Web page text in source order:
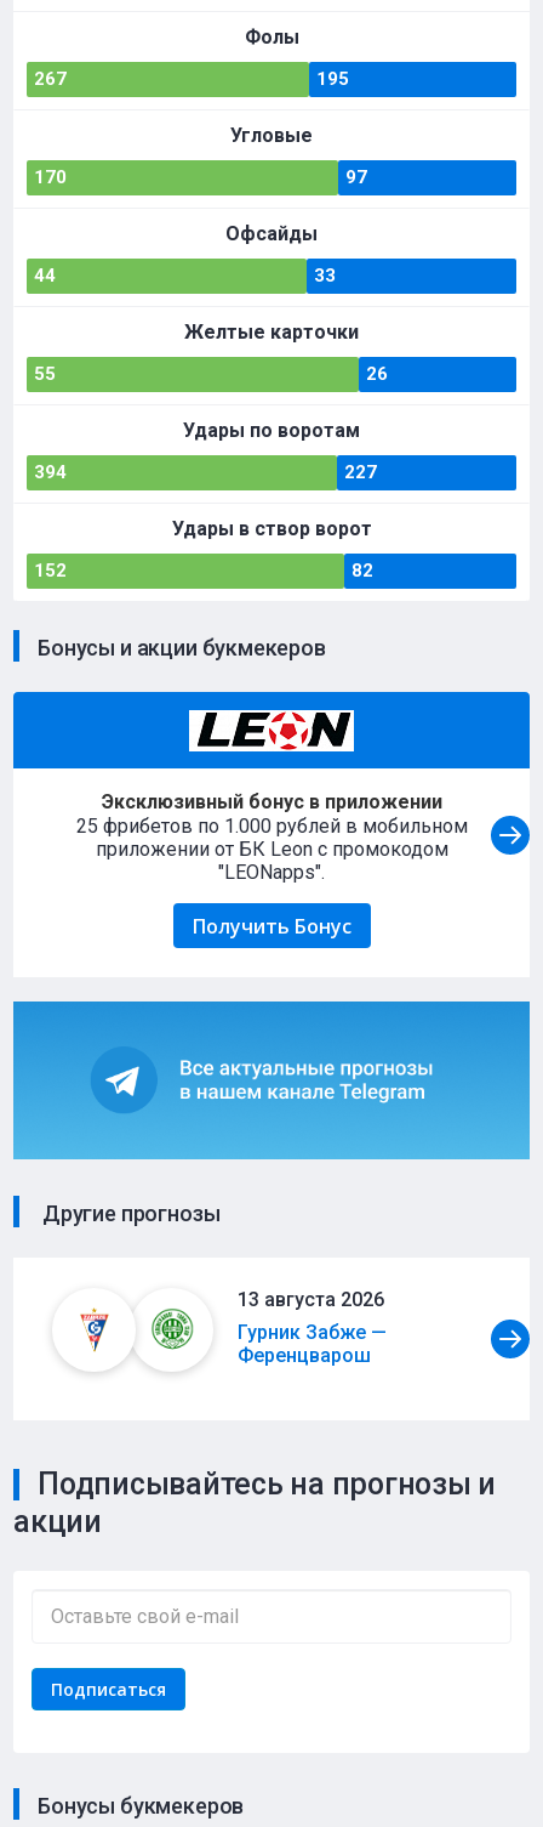
Бонусы букмекеров
Фолы
267 195
Угловые
170 97
Офсайды
44 33
Желтые карточки
55 26
Удары по воротам
394 227
Удары в створ ворот
152 82
Бонусы и акции букмекеров
Эксклюзивный бонус в приложении
25 фрибетов по 1.000 рублей в мобильном
приложении от БК Leon с промокодом
"LEONapps".
Получить Бонус
Другие прогнозы
13 августа 2026
Гурник Забже —
Ференцварош
Подписывайтесь на прогнозы и
акции